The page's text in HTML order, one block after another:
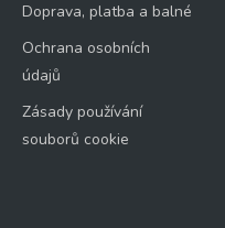
Doprava, platba a balné
Ochrana osobních
údajů
Zásady používání
souborů cookie